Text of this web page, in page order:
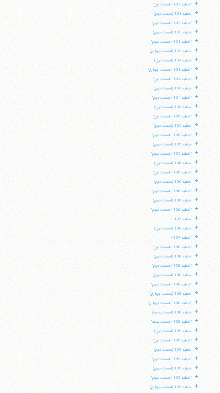
+ "خطبه 103 - قسمت اول"
+ خطبه 103 (قسمت دوم)
+ "خطبه 103 - قسمت دوم"
+ خطبه 103 (قسمت سوم)
+ "خطبه 103 - قسمت سوم"
+ خطبه 103 (قسمت چهارم)
+ خطبه 104 (قسمت اول)
+ "خطبه 103 - قسمت چهارم"
+ "خطبه 104 - قسمت اول"
+ خطبه 104 (قسمت دوم)
+ "خطبه 104 - قسمت دوم"
+ خطبه 105 (قسمت اول)
+ "خطبه 105 - قسمت اول"
+ خطبه 105 (قسمت دوم)
+ "خطبه 105 - قسمت دوم"
+ خطبه 105 (قسمت سوم)
+ "خطبه 105 - قسمت سوم"
+ خطبه 106 (قسمت اول)
+ "خطبه 106 - قسمت اول"
+ خطبه 106 (قسمت دوم)
+ "خطبه 106 - قسمت دوم"
+ خطبه 106 (قسمت سوم)
+ "خطبه 106 - قسمت سوم"
+ خطبه 107
+ خطبه 108 (قسمت اول)
+ "خطبه 107»
+ "خطبه 108 - قسمت اول"
+ خطبه 108 (قسمت دوم)
+ "خطبه 108 - قسمت دوم"
+ خطبه 108 (قسمت سوم)
+ "خطبه 108 - قسمت سوم"
+ خطبه 108 (قسمت چهارم)
+ "خطبه 108 - قسمت چهارم"
+ خطبه 108 (قسمت پنجم)
+ "خطبه 108 - قسمت پنجم"
+ خطبه 109 (قسمت اول)
+ "خطبه 109 - قسمت اول"
+ خطبه 109 (قسمت دوم)
+ "خطبه 109 - قسمت دوم"
+ خطبه 109 (قسمت سوم)
+ "خطبه 109 - قسمت سوم"
+ خطبه 109 (قسمت چهارم)